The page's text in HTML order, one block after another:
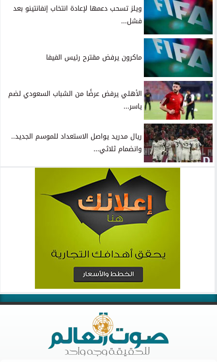
ويلز تسحب دعمها لإعادة انتخاب إنفانتينو بعد
فشل...
ماكرون يرفض مقترح رئيس الفيفا
الأهلي يرفض عرضًا من الشباب السعودي لضم
ياسر...
ريال مدريد يواصل الاستعداد للموسم الجديد..
وانضمام ثلاثي...